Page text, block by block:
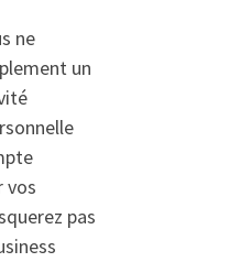
ne
un
vos
pas